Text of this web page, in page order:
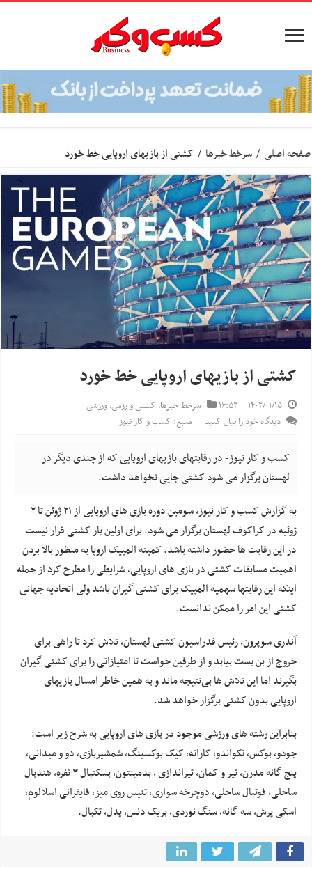
صفحه اصلی / سرخط خبرها / کشتی از بازیهای اروپایی خط خورد
کشتی از بازیهای اروپایی خط خورد
۱۴۰۲/۰۱/۱۵ ۱۶:۵۳ سرخط خبرها, کشتی و رزمی,ورزشی
دیدگاه خود را بیان کنید
منبع: کسب و کار نیوز
کسب و کار نیوز- در رقابتهای بازیهای اروپایی که از چندی دیگر در
لهستان برگزار می شود کشتی جایی نخواهد داشت.
به گزارش کسب و کار نیوز، سومین دوره بازی های اروپایی از ۲۱ ژوئن تا ۲
ژوئیه در کراکوف لهستان برگزار می شود. برای اولین بار کشتی قرار نیست
در این رقابت ها حضور داشته باشد. کمیته المپیک اروپا به منظور بالا بردن
اهمیت مسابقات کشتی در بازی های اروپایی، شرایطی را مطرح کرد از جمله
اینکه این رقابتها سهمیه المپیک برای کشتی گیران باشد ولی اتحادیه جهانی
کشتی این امر را ممکن ندانست.
آندری سوپرون، رئیس فدراسیون کشتی لهستان، تلاش کرد تا راهی برای
خروج از بن بست بیابد و از طرفین خواست تا امتیازاتی را برای کشتی گیران
بگیرند اما این تلاش ها بی‌نتیجه ماند و به همین خاطر امسال بازیهای
اروپایی بدون کشتی برگزار خواهد شد.
بنابراین رشته های ورزشی موجود در بازی های اروپایی به شرح زیر است:
جودو، بوکس، تکواندو، کاراته، کیک بوکسینگ، شمشیربازی، دو و میدانی،
پنج گانه مدرن، تیر و کمان، تیراندازی ، بدمینتون، بسکتبال ۳ نفره، هندبال
ساحلی، فوتبال ساحلی، دوچرخه سواری، تنیس روی میز، قایقرانی اسلالوم،
اسکی پرش، سه گانه، سنگ نوردی، بریک دنس، پدل، تکبال.